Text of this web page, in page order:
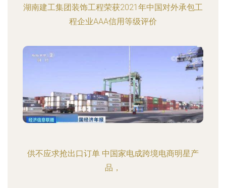
湖南建工集团装饰工程荣获2021年中国对外承包工
程企业AAA信用等级评价
供不应求抢出口订单 中国家电成跨境电商明星产
品，